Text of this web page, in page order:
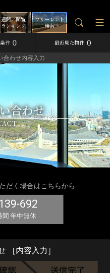
フリーレント
検索
週間／閲覧
ランキング
件 0 最近見た物件 0
合わせ内容入力
合わせ
だく場合はこちらから
692
間 年中無休
［内容入力］